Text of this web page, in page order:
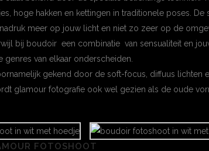
hoge hakken en kettingen in traditionele poses.
meer op jouw licht en niet zo zeer op de
bij boudoir een combinatie van sensualiteit en
genres van elkaar onderscheiden.
gekend door de soft-focus, diffuus lichten
glamour fotografie ook wel gezien als de oude
FOTOSHOOT